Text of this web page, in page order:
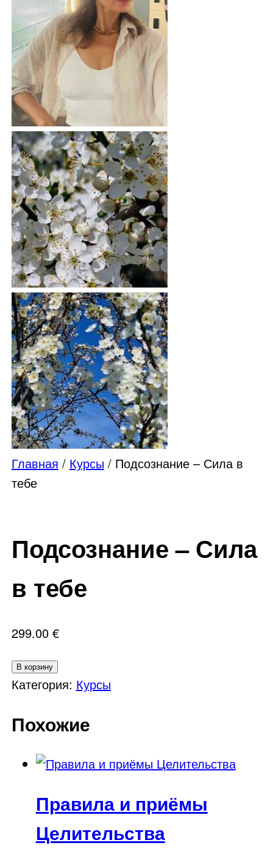
Главная / Курсы / Подсознание – Сила в
тебе
Подсознание – Сила
в тебе
299.00 €
Количество
товара
–
В корзину
Категория: Курсы
Похожие
Правила и приёмы
Целительства